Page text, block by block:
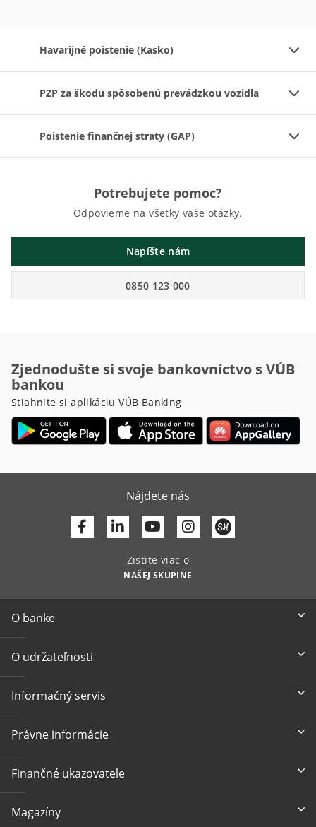
Havarijné poistenie (Kasko)
PZP za škodu spôsobenú prevádzkou vozidla
Poistenie finančnej straty (GAP)
Potrebujete pomoc?
Odpovieme na všetky vaše otázky.
Napíšte nám
0850 123 000
Zjednodušte si svoje bankovníctvo s VÚB
bankou
Stiahnite si aplikáciu VÚB Banking
Nájdete nás
Facebook
LinkedinYoutube
Zistite viac o
NAŠEJ SKUPINE
O banke
O udržateľnosti
Informačný servis
Právne informácie
Finančné ukazovatele
Magazíny